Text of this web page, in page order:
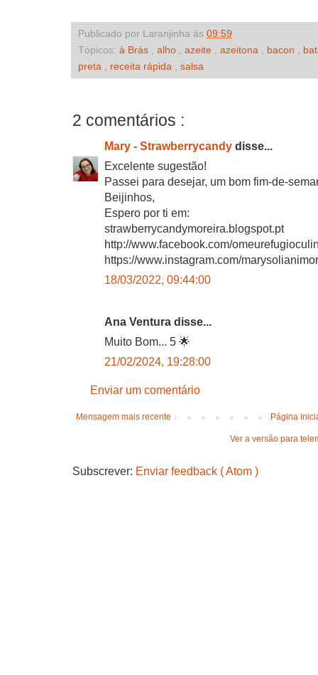
Publicado por Laranjinha às 09:59
Tópicos: à Brás alho azeite azeitona bacon
preta
receita rápida salsa
2 comentários :
Mary - Strawberrycandy disse...
Excelente sugestão!
Passei para desejar, um bom fim-de-
Beijinhos,
Espero por ti em:
strawberrycandymoreira.blogspot.pt
http://www.facebook.com/
https://www.instagram.com/
18/03/2022, 09:44:00
Ana Ventura disse...
Muito Bom... 5 🌟
21/02/2024, 19:28:00
Enviar um comentário
Mensagem mais recente Página
Ver a versão para
Subscrever: Enviar feedback ( Atom )